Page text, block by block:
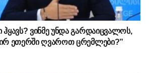
ვინმე უნდა გარდაიცვალოს,
ეთერში ღვაროთ ცრემლები?”